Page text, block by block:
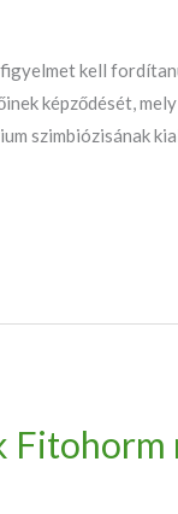
kell
képződését,
szimbiózisának
Fitohorm